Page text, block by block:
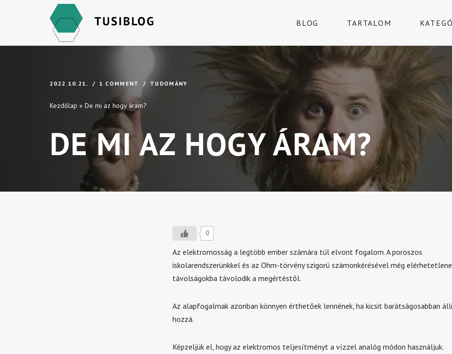
BLOG TARTALOM
2022.10.21. 1 COMMENT TUDOMÁNY
Kezdőlap » De mi az hogy áram?
DE MI AZ HOGY ÁRAM?
0
Az elektromosság a legtöbb ember számára túl elvont fogalom. A poroszos
iskolarendszerünkkel és az Ohm-törvény szigorú számonkérésével még
távolságokba távolodik a megértéstől.
Az alapfogalmak azonban könnyen érthetőek lennének, ha kicsit barátságosabban
hozzá.
Képzeljük el, hogy az elektromos teljesítményt a vízzel analóg módon használjuk.